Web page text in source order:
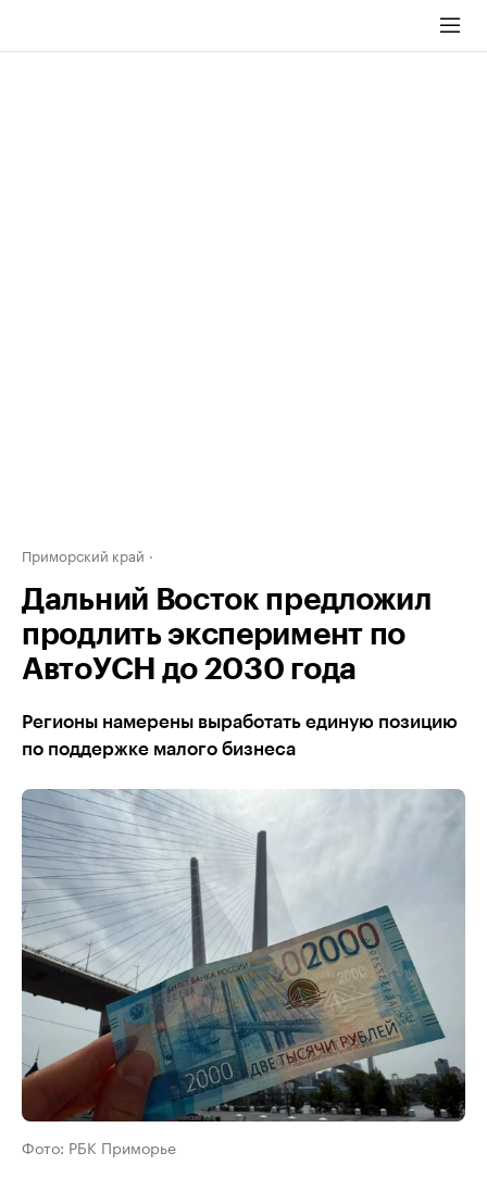
Приморский край
Дальний Восток предложил
продлить эксперимент по
АвтоУСН до 2030 года
Регионы намерены выработать единую позицию
по поддержке малого бизнеса
Фото: РБК Приморье